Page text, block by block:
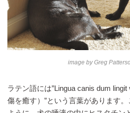
image byGreg
ラテン語には”Lingua canis dum
傷を癒す）”という言葉があります